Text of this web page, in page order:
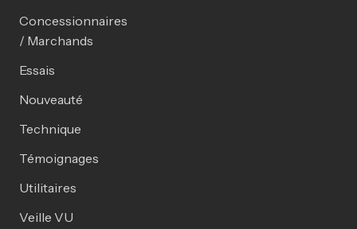
Concessionnaires
/ Marchands
Essais
Nouveauté
Technique
Témoignages
Utilitaires
Veille VU